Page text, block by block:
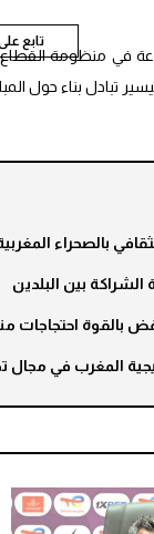
تابع
في منظومة القطاع
تبادل بناء حول
بالصحراء
بين البلدين
بالقوة احتجاجات
المغرب في مجال